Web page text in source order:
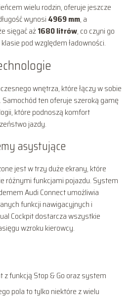
wielu rodzin, oferuje jeszcze
wynosi 4969 mm, a
sięgać aż1680 litrów, co czyni go
pod względem ładowności.
wnętrza, które łączy w sobie
Samochód ten oferuje szeroką gamę
które podnoszą komfort
jazdy.
asystujące
jest w trzy duże ekrany, które
różnymi funkcjami pojazdu. System
Audi Connect umożliwia
funkcji nawigacyjnych i
Cockpit dostarcza wszystkie
wzroku kierowcy.
funkcją Stop & Go oraz system
pola to tylko niektóre z wielu